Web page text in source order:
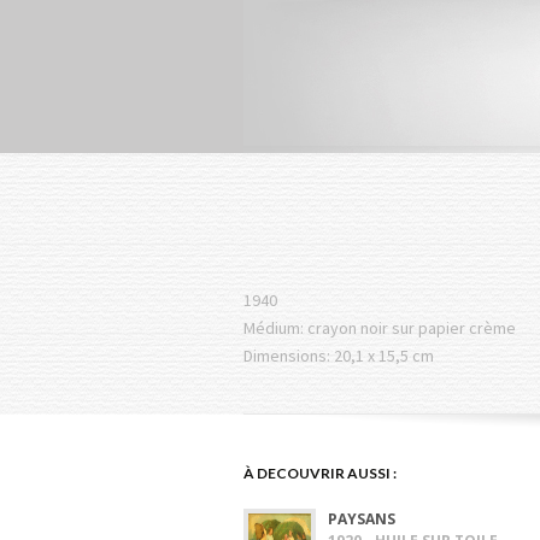
1940
Médium: crayon noir sur papier crème
Dimensions: 20,1 x 15,5 cm
À DECOUVRIR AUSSI :
PAYSANS